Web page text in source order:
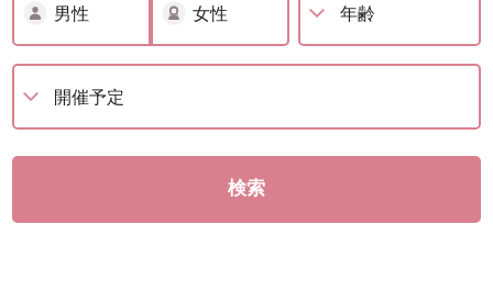
男性 女性
検索